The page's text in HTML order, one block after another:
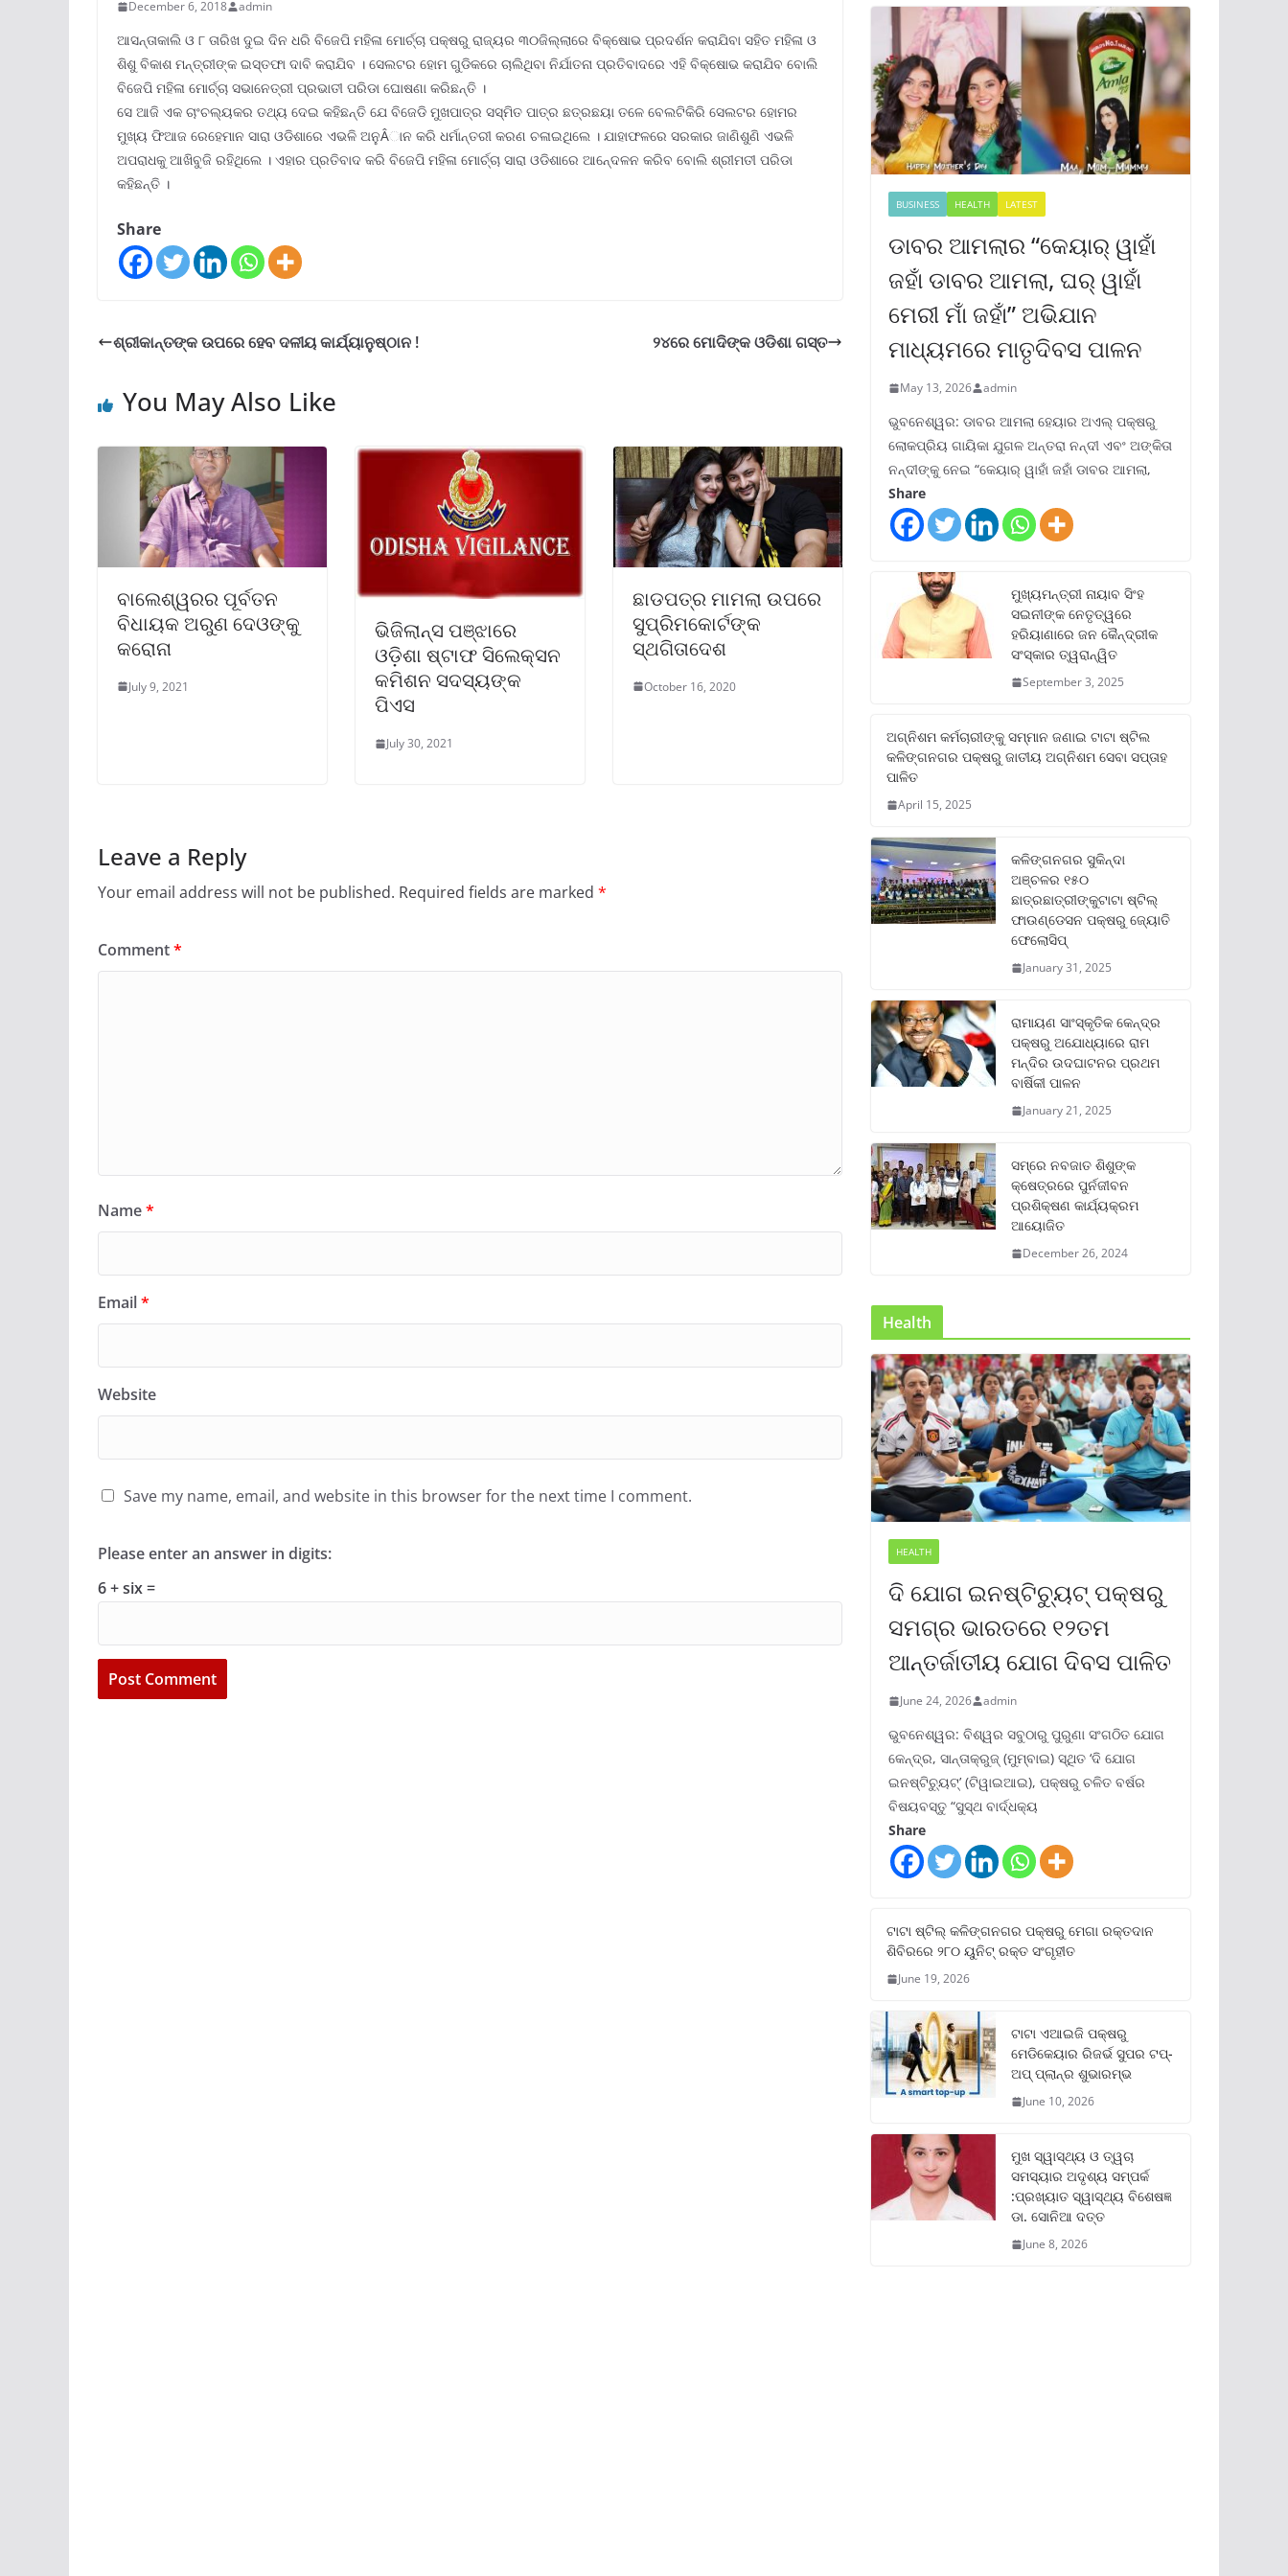
December 6, 2018 admin
ଆସନ୍ତାକାଲି ଓ ୮ ତାରିଖ ଦୁଇ ଦିନ ଧରି ବିଜେପି ମହିଳା ମୋର୍ଚ୍ଚା ପକ୍ଷରୁ ରାଜ୍ୟର ୩୦ଜିଲ୍ଲାରେ ବିକ୍ଷୋଭ ପ୍ରଦର୍ଶନ କରାଯିବା ସହିତ ମହିଳା ଓ
ଶିଶୁ ବିକାଶ ମନ୍ତ୍ରୀଙ୍କ ଇସ୍ତଫା ଦାବି କରାଯିବ । ସେଲଟର ହୋମ ଗୁଡିକରେ ଚାଲିଥିବା ନିର୍ଯାତନା ପ୍ରତିବାଦରେ ଏହି ବିକ୍ଷୋଭ କରାଯିବ ବୋଲି
ବିଜେପି ମହିଳା ମୋର୍ଚ୍ଚା ସଭାନେତ୍ରୀ ପ୍ରଭାତୀ ପରିଡା ଘୋଷଣା କରିଛନ୍ତି ।
ସେ ଆଜି ଏକ ଚାଂଚଲ୍ୟକର ତଥ୍ୟ ଦେଇ କହିଛନ୍ତି ଯେ ବିଜେଡି ମୁଖପାତ୍ର ସସ୍ମିତ ପାତ୍ର ଛତ୍ରଛୟା ତଳେ ବେଲଟିକିରି ସେଲଟର ହୋମର
ମୁଖ୍ୟ ଫିଆଜ ରେହେମାନ ସାରା ଓଡିଶାରେ ଏଭଳି ଅନୁÂାନ କରି ଧର୍ମାନ୍ତରୀ କରଣ ଚଳାଇଥିଲେ । ଯାହାଫଳରେ ସରକାର ଜାଣିଶୁଣି ଏଭଳି
ଅପରାଧକୁ ଆଖିବୁଜି ରହିଥିଲେ । ଏହାର ପ୍ରତିବାଦ କରି ବିଜେପି ମହିଳା ମୋର୍ଚ୍ଚା ସାରା ଓଡିଶାରେ ଆନେ୍ଦଳନ କରିବ ବୋଲି ଶ୍ରୀମତୀ ପରିଡା
କହିଛନ୍ତି ।
Share
ଶ୍ରୀକାନ୍ତଙ୍କ ଉପରେ ହେବ ଦଳୀୟ କାର୍ଯ୍ୟାନୁଷ୍ଠାନ ! ୨୪ରେ ମୋଦିଙ୍କ ଓଡିଶା ଗସ୍ତ
You May Also Like
ବାଲେଶ୍ୱରର ପୂର୍ବତନ
ବିଧାୟକ ଅରୁଣ ଦେଓଙ୍କୁ
କରୋନା
July 9, 2021
ଭିଜିଲାନ୍ସ ପଞ୍ଝାରେ
ଓଡ଼ିଶା ଷ୍ଟାଫ ସିଲେକ୍ସନ
କମିଶନ ସଦସ୍ୟଙ୍କ
ପିଏସ
July 30, 2021
ଛାଡପତ୍ର ମାମଲା ଉପରେ
ସୁପ୍ରିମକୋର୍ଟଙ୍କ
ସ୍ଥଗିତାଦେଶ
October 16, 2020
Leave a Reply
Your email address will not be published. Required fields are marked *
Comment*
Name*
Email*
Website
Save my name, email, and website in this browser for the next time I comment.
Please enter an answer in digits:
6 + six =
BUSINESS HEALTH LATEST
ଡାବର ଆମଲାର “କେୟାର୍ ୱାହାଁ
ଜହାଁ ଡାବର ଆମଲା, ଘର୍ ୱାହାଁ
ମେରୀ ମାଁ ଜହାଁ” ଅଭିଯାନ
ମାଧ୍ୟମରେ ମାତୃଦିବସ ପାଳନ
May 13, 2026 admin
ଭୁବନେଶ୍ୱର: ଡାବର ଆମଲା ହେୟାର ଅଏଲ୍ ପକ୍ଷରୁ
ଲୋକପ୍ରିୟ ଗାୟିକା ଯୁଗଳ ଅନ୍ତରା ନନ୍ଦୀ ଏବଂ ଅଙ୍କିତା
ନନ୍ଦୀଙ୍କୁ ନେଇ “କେୟାର୍ ୱାହାଁ ଜହାଁ ଡାବର ଆମଲା,
Share
ମୁଖ୍ୟମନ୍ତ୍ରୀ ନାୟାବ ସିଂହ
ସଇନୀଙ୍କ ନେତୃତ୍ୱରେ
ହରିୟାଣାରେ ଜନ କୈନ୍ଦ୍ରୀକ
ସଂସ୍କାର ତ୍ୱରାନ୍ୱିତ
September 3, 2025
ଅଗ୍ନିଶମ କର୍ମଚାରୀଙ୍କୁ ସମ୍ମାନ ଜଣାଇ ଟାଟା ଷ୍ଟିଲ
କଳିଙ୍ଗନଗର ପକ୍ଷରୁ ଜାତୀୟ ଅଗ୍ନିଶମ ସେବା ସପ୍ତାହ
ପାଳିତ
April 15, 2025
କଳିଙ୍ଗନଗର ସୁକିନ୍ଦା
ଅଞ୍ଚଳର ୧୫୦
ଛାତ୍ରଛାତ୍ରୀଙ୍କୁଟାଟା ଷ୍ଟିଲ୍
ଫାଉଣ୍ଡେସନ ପକ୍ଷରୁ ଜ୍ୟୋତି
ଫେଲୋସିପ୍‌
January 31, 2025
ରାମାୟଣ ସାଂସ୍କୃତିକ କେନ୍ଦ୍ର
ପକ୍ଷରୁ ଅଯୋଧ୍ୟାରେ ରାମ
ମନ୍ଦିର ଉଦଘାଟନର ପ୍ରଥମ
ବାର୍ଷିକୀ ପାଳନ
January 21, 2025
ସମ୍‌ରେ ନବଜାତ ଶିଶୁଙ୍କ
କ୍ଷେତ୍ରରେ ପୁର୍ନଜୀବନ
ପ୍ରଶିକ୍ଷଣ କାର୍ଯ୍ୟକ୍ରମ
ଆୟୋଜିତ
December 26, 2024
Health
HEALTH
ଦି ଯୋଗ ଇନଷ୍ଟିଚ୍ୟୁଟ୍ ପକ୍ଷରୁ
ସମଗ୍ର ଭାରତରେ ୧୨ତମ
ଆନ୍ତର୍ଜାତୀୟ ଯୋଗ ଦିବସ ପାଳିତ
June 24, 2026 admin
ଭୁବନେଶ୍ୱର: ବିଶ୍ୱର ସବୁଠାରୁ ପୁରୁଣା ସଂଗଠିତ ଯୋଗ
କେନ୍ଦ୍ର, ସାନ୍ତାକ୍ରୁଜ୍ (ମୁମ୍ବାଇ) ସ୍ଥିତ ‘ଦି ଯୋଗ
ଇନଷ୍ଟିଚ୍ୟୁଟ୍‌’ (ଟିୱାଇଆଇ), ପକ୍ଷରୁ ଚଳିତ ବର୍ଷର
ବିଷୟବସ୍ତୁ “ସୁସ୍ଥ ବାର୍ଦ୍ଧକ୍ୟ
Share
ଟାଟା ଷ୍ଟିଲ୍‌ କଳିଙ୍ଗନଗର ପକ୍ଷରୁ ମେଗା ରକ୍ତଦାନ
ଶିବିରରେ ୨୮୦ ୟୁନିଟ୍‌ ରକ୍ତ ସଂଗୃହୀତ
June 19, 2026
ଟାଟା ଏଆଇଜି ପକ୍ଷରୁ
ମେଡିକେୟାର ରିଜର୍ଭ ସୁପର ଟପ୍‌-
ଅପ୍ ପ୍ଲାନ୍‌ର ଶୁଭାରମ୍ଭ
June 10, 2026
ମୁଖ ସ୍ୱାସ୍ଥ୍ୟ ଓ ତ୍ୱଚା
ସମସ୍ୟାର ଅଦୃଶ୍ୟ ସମ୍ପର୍କ
:ପ୍ରଖ୍ୟାତ ସ୍ୱାସ୍ଥ୍ୟ ବିଶେଷଜ୍ଞ
ଡା. ସୋନିଆ ଦତ୍ତ
June 8, 2026